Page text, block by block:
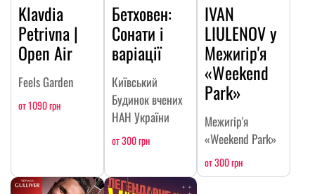
Klavdia
Petrivna |
Open Air
Feels Garden
от 1090 грн
Бетховен:
Сонати і
варіації
Київський
Будинок вчених
НАН України
от 300 грн
IVAN
LIULENOV у
Межигір'я
«Weekend
Park»
Межигір'я
«Weekend Park»
от 300 грн